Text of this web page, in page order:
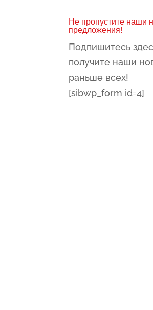
Не пропустите наши
предложения!
Подпишитесь
получите наши
раньше всех!
[sibwp_form id=4]